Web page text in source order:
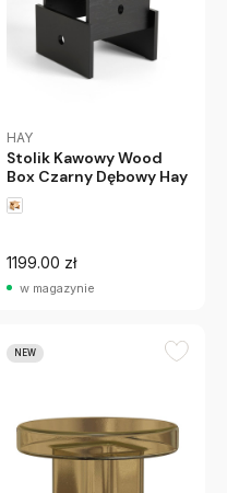
HAY
Stolik Kawowy Wood
Box Czarny Dębowy Hay
1199.00 zł
w magazynie
NEW